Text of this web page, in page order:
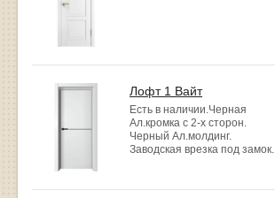
Лофт 1 Вайт
Есть в наличии.Черная
Ал.кромка с 2-х сторон.
Черный Ал.молдинг.
Заводская врезка под замок.